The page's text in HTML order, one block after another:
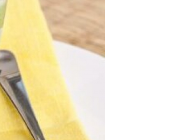
Хобби и развлечения
Финансы
Юриспруденция
Природа
Образование